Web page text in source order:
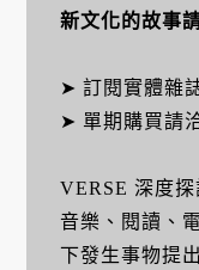
新文化的故事
➤ 訂閱實體雜
➤ 單期購買請
VERSE 深度
音樂、閱讀、
下發生事物提